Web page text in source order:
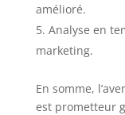
amélioré.
Analyse en
marketing.
En somme,
est prometteur